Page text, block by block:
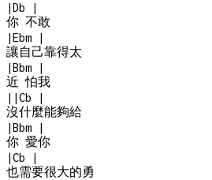
|Db
|
你 不敢
|Ebm
|
讓自己靠得太
|Bbm
|
近 怕我
| |Cb
|
沒什麼能夠給
|Bbm
|
你 愛你
|Cb
|
也需要很大的勇